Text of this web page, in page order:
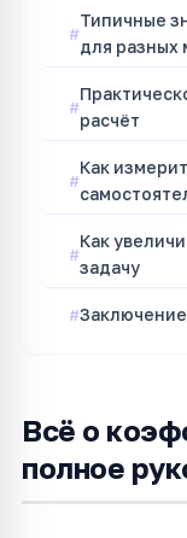
Типичные
для разных
расчёт
Как
Как
задачу
Всё о
полное